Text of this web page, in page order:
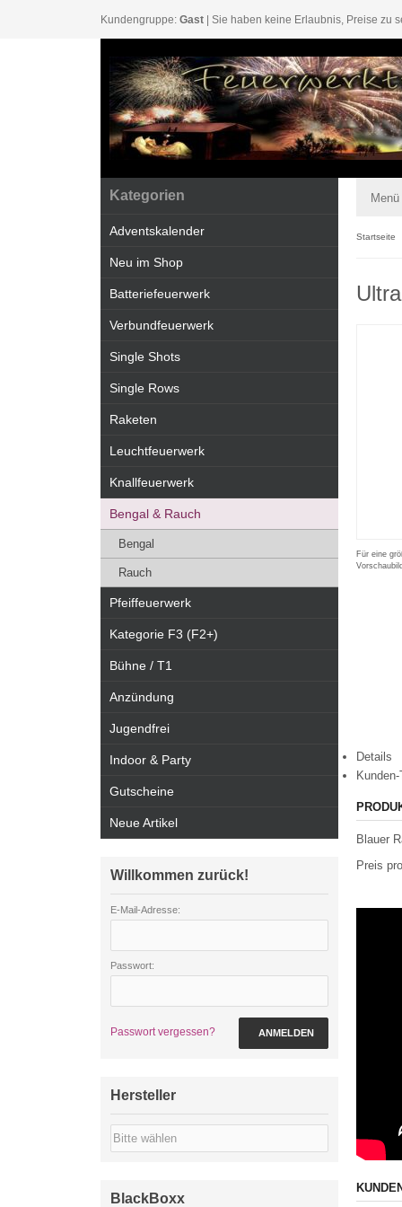
Kundengruppe: Gast | Sie haben keine Erlaubnis, Preise zu
Menü
Startseite
Für eine
Vorschaubild
Details
Blauer
Preis
Kategorien
Adventskalender
Neu im Shop
Batteriefeuerwerk
Verbundfeuerwerk
Single Shots
Single Rows
Raketen
Leuchtfeuerwerk
Knallfeuerwerk
Bengal & Rauch
Bengal
Rauch
Pfeiffeuerwerk
Kategorie F3 (F2+)
Bühne / T1
Anzündung
Jugendfrei
Indoor & Party
Gutscheine
Neue Artikel
Willkommen zurück!
E-Mail-Adresse:
Passwort:
Passwort vergessen? ANMELDEN
Hersteller
BlackBoxx